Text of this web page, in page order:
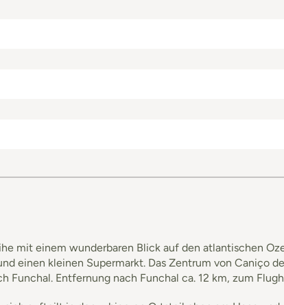
mit einem wunderbaren Blick auf den atlantischen
einen kleinen Supermarkt. Das Zentrum von Caniço
Funchal. Entfernung nach Funchal ca. 12 km, zum